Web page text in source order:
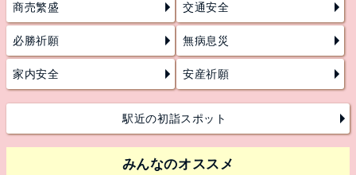
商売繁盛 交通安全
必勝祈願 無病息災
家内安全 安産祈願
駅近の初詣スポット
みんなのオススメ